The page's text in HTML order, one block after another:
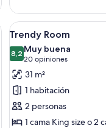
Ver
todas
las
fotos
de
Trendy
Room
5
Trendy Room
8,28,2 de 10
Muy buena
20 opiniones
(20
opiniones)
31 m²
1 habitación
2 personas
1 cama King size o 2